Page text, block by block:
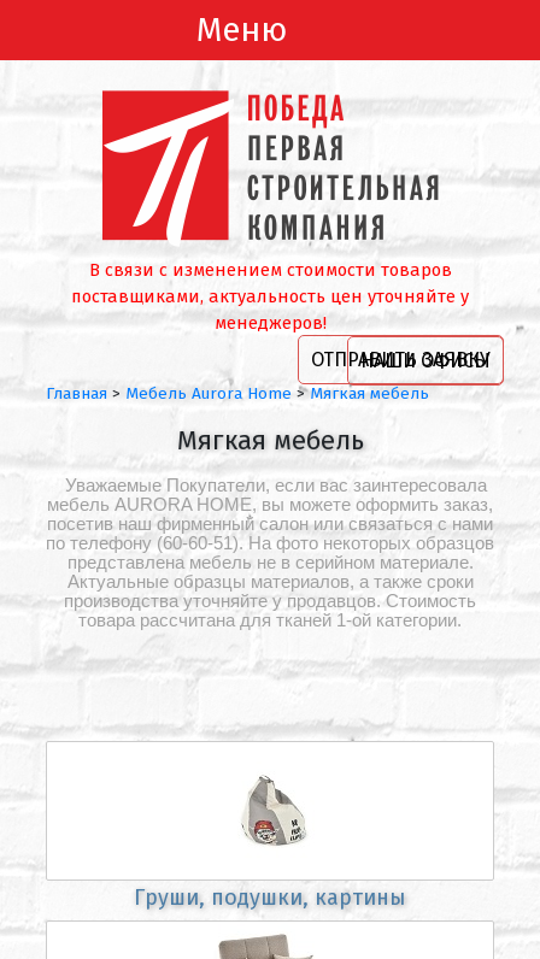
Меню
В связи с изменением стоимости товаров
поставщиками, актуальность цен уточняйте у
менеджеров!
ОТПРАВИТЬ ЗАЯВКУ
НАШИ ОФИСЫ
Главная > Мебель Aurora Home >Мягкая мебель
Мягкая мебель
Уважаемые Покупатели, если вас заинтересовала
мебель AURORA HOME, вы можете оформить заказ,
посетив наш фирменный салон или связаться с нами
по телефону (60-60-51). На фото некоторых образцов
представлена мебель не в серийном материале.
Актуальные образцы материалов, а также сроки
производства уточняйте у продавцов. Стоимость
товара рассчитана для тканей 1-ой категории.
Груши, подушки, картины